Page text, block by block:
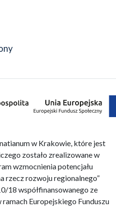
w Krakowie, które jest
zostało zrealizowane w
wzmocnienia potencjału
rzecz rozwoju regionalnego”
18 współfinansowanego ze
Europejskiego Funduszu